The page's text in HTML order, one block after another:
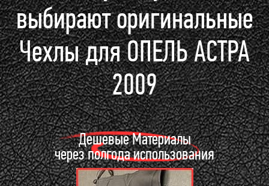
выбирают оригинальные
Чехлы для ОПЕЛЬ АСТРА
2009
Дешевые Материалы
через полгода использования